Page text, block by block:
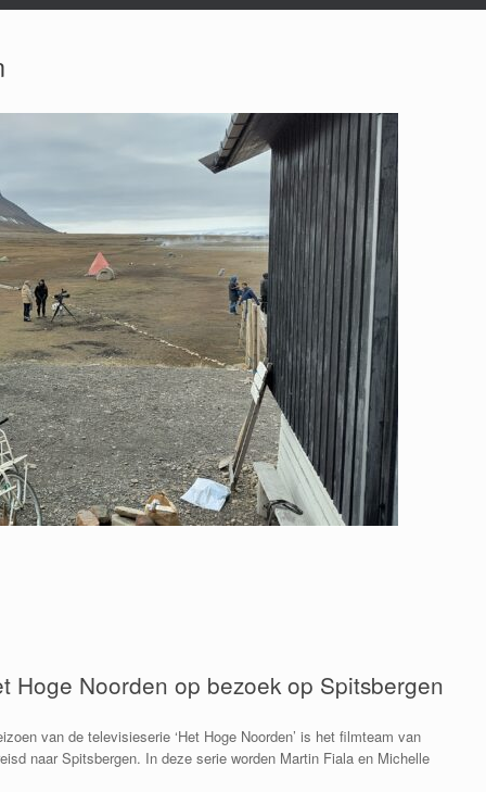
Hoge Noorden op bezoek op Spitsbergen
van de televisieserie ‘Het Hoge Noorden’ is het filmteam van
naar Spitsbergen. In deze serie worden Martin Fiala en Michelle